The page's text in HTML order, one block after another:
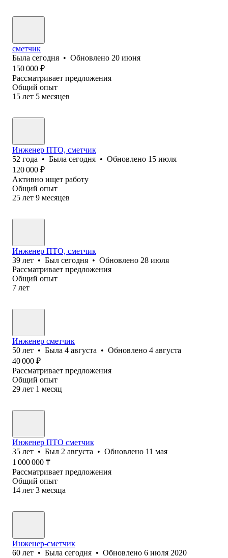
сметчик
Была сегодня • Обновлено 20 июня
150 000 ₽
Рассматривает предложения
Общий опыт
15 лет 5 месяцев
Инженер ПТО, сметчик
52 года • Была сегодня • Обновлено 15 июля
120 000 ₽
Активно ищет работу
Общий опыт
25 лет 9 месяцев
Инженер ПТО, сметчик
39 лет • Был сегодня • Обновлено 28 июля
Рассматривает предложения
Общий опыт
7 лет
Инженер сметчик
50 лет • Была 4 августа • Обновлено 4 августа
40 000 ₽
Рассматривает предложения
Общий опыт
29 лет 1 месяц
Инженер ПТО сметчик
35 лет • Был 2 августа • Обновлено 11 мая
1 000 000 ₸
Рассматривает предложения
Общий опыт
14 лет 3 месяца
Инженер-сметчик
60 лет • Была сегодня • Обновлено 6 июля 2020